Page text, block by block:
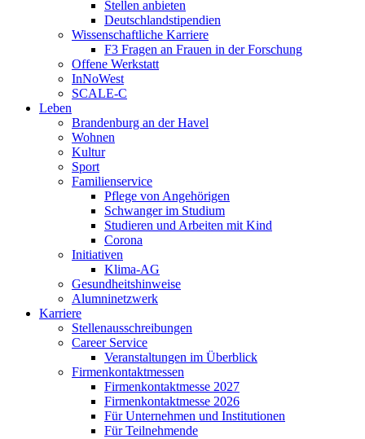
Stellen anbieten
Deutschlandstipendien
Wissenschaftliche Karriere
F3 Fragen an Frauen in der Forschung
Offene Werkstatt
InNoWest
SCALE-C
Leben
Brandenburg an der Havel
Wohnen
Kultur
Sport
Familienservice
Pflege von Angehörigen
Schwanger im Studium
Studieren und Arbeiten mit Kind
Corona
Initiativen
Klima-AG
Gesundheitshinweise
Alumninetzwerk
Karriere
Stellenausschreibungen
Career Service
Veranstaltungen im Überblick
Firmenkontaktmessen
Firmenkontaktmesse 2027
Firmenkontaktmesse 2026
Für Unternehmen und Institutionen
Für Teilnehmende